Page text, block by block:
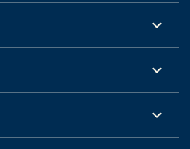
keyboard_arrow_down
keyboard_arrow_down
keyboard_arrow_down